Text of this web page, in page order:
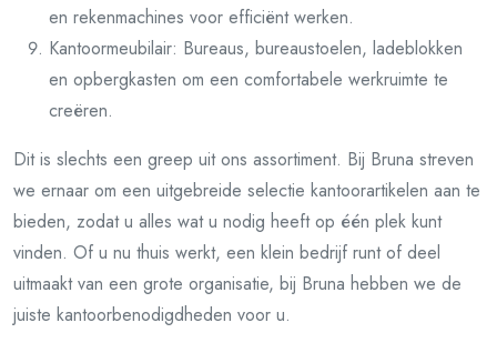
en rekenmachines voor efficiënt werken.
Kantoormeubilair: Bureaus, bureaustoelen, ladeblokken
en opbergkasten om een comfortabele werkruimte te
creëren.
Dit is slechts een greep uit ons assortiment. Bij Bruna streven
we ernaar om een uitgebreide selectie kantoorartikelen aan te
bieden, zodat u alles wat u nodig heeft op één plek kunt
vinden. Of u nu thuis werkt, een klein bedrijf runt of deel
uitmaakt van een grote organisatie, bij Bruna hebben we de
juiste kantoorbenodigdheden voor u.